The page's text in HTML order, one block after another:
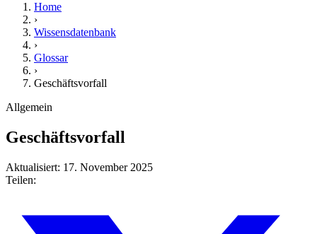
Home
›
Wissensdatenbank
›
Glossar
›
Geschäftsvorfall
Allgemein
Geschäftsvorfall
Aktualisiert: 17. November 2025
Teilen: